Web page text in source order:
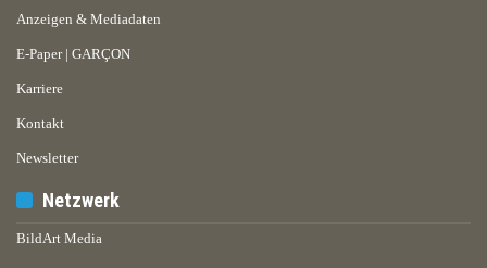
Anzeigen & Mediadaten
E-Paper | GARÇON
Karriere
Kontakt
Newsletter
Netzwerk
BildArt Media